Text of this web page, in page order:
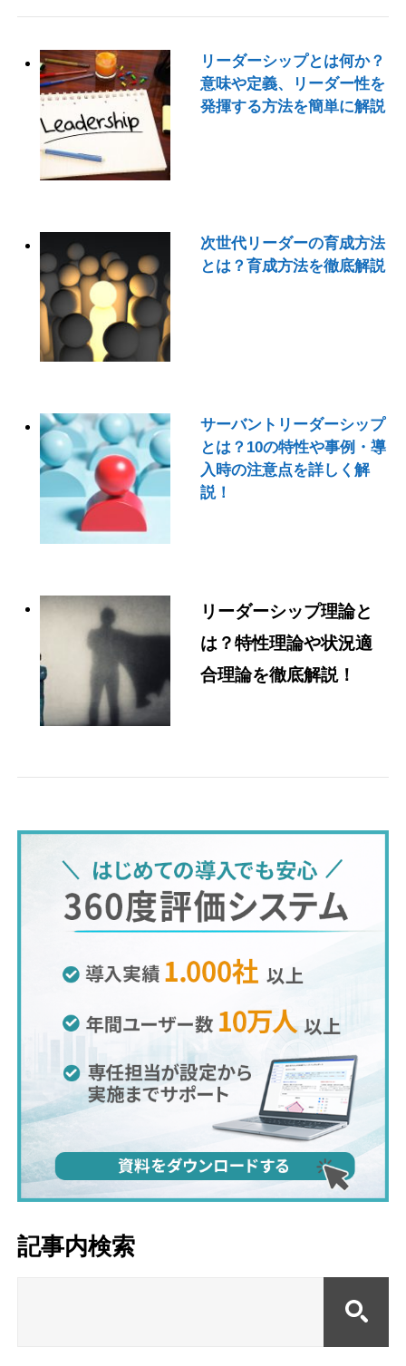
リーダーシップとは何か？
意味や定義、リーダー性を
発揮する方法を簡単に解説
次世代リーダーの育成方法
とは？育成方法を徹底解説
サーバントリーダーシップ
とは？10の特性や事例・導
入時の注意点を詳しく解
説！
リーダーシップ理論と
は？特性理論や状況適
合理論を徹底解説！
記事内検索